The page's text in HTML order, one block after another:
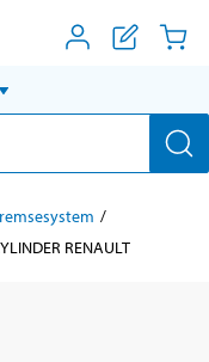
RENAULT